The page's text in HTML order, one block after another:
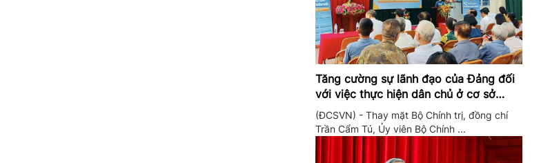
Tăng cường sự lãnh đạo của Đảng đối
với việc thực hiện dân chủ ở cơ sở
trong giai đoạn mới
(ĐCSVN) - Thay mặt Bộ Chính trị, đồng chí
Trần Cẩm Tú, Ủy viên Bộ Chính ...